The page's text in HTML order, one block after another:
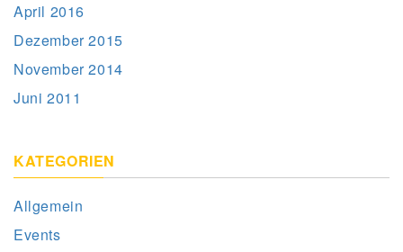
April 2016
Dezember 2015
November 2014
Juni 2011
KATEGORIEN
Allgemein
Events